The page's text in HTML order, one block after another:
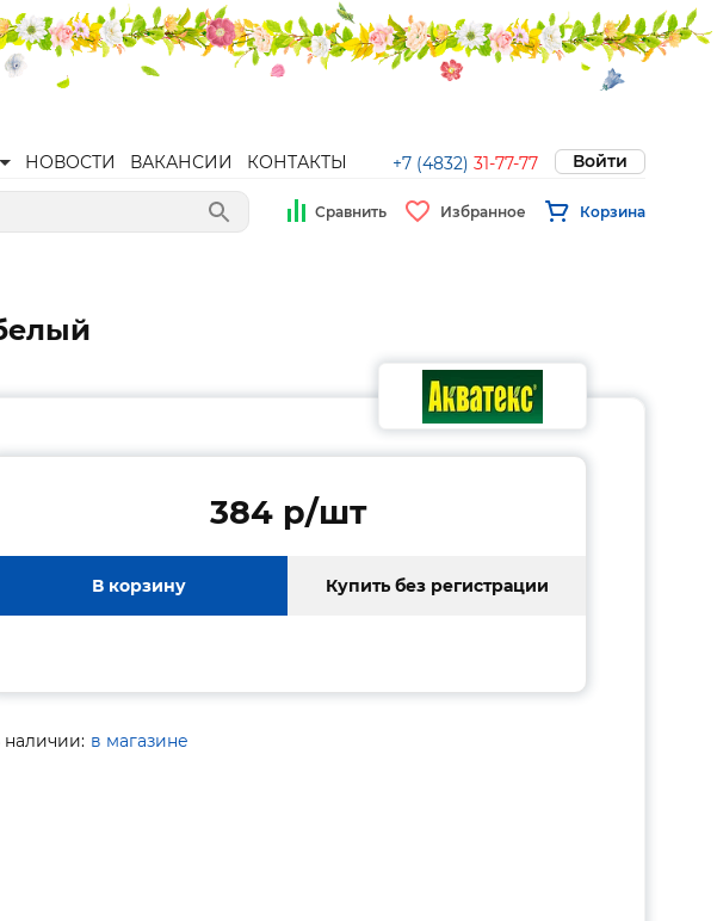
НОВОСТИ ВАКАНСИИ КОНТАКТЫ +7 (4832) 31-77-77 Войти
Сравнить Избранное Корзина
384 p/шт
В корзину Купить без регистрации
наличии: в магазине